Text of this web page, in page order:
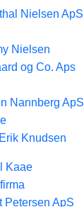
Nielsen ApS
Nielsen
og Co. Aps
Nannberg ApS
Knudsen
Kaae
Petersen ApS